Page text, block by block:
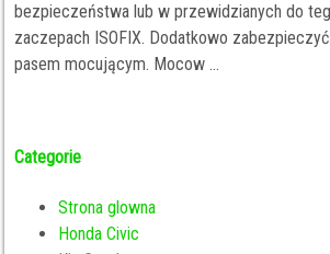
bezpieczeństwa lub w przewidzianych do
zaczepach ISOFIX. Dodatkowo
pasem mocującym. Mocow ...
Categorie
Strona glowna
Honda Civic